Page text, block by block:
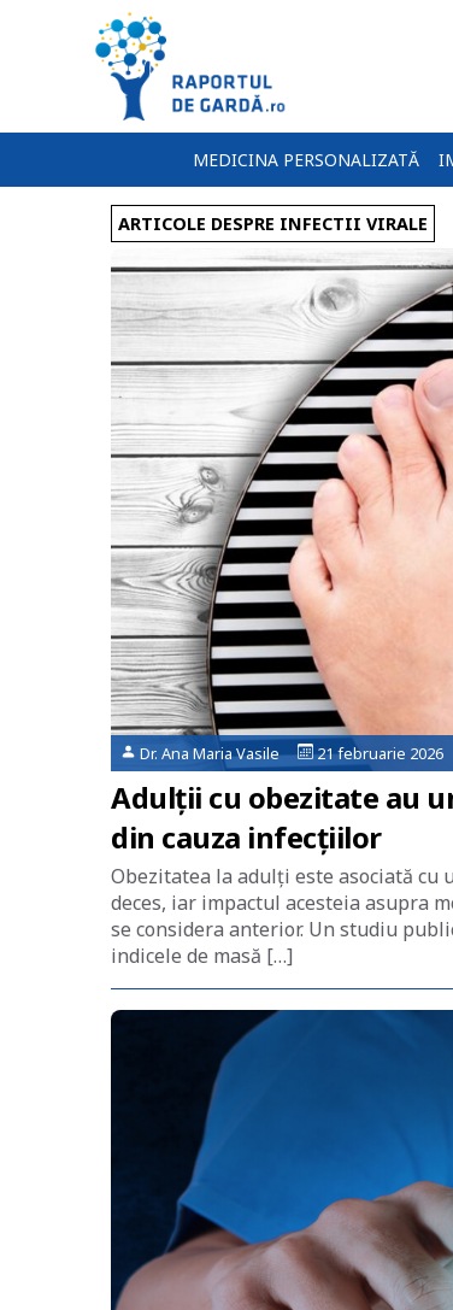
MEDICINA PERSONALIZATĂ
ARTICOLE DESPRE INFECTII VIRALE
Dr. Ana Maria Vasile 21 februarie
Adulții cu obezitate au
din cauza infecțiilor
Obezitatea la adulți este asociată cu
deces, iar impactul acesteia asupra
se considera anterior. Un studiu
indicele de masă […]